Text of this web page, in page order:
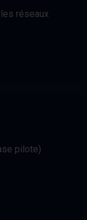
réseaux
pilote)